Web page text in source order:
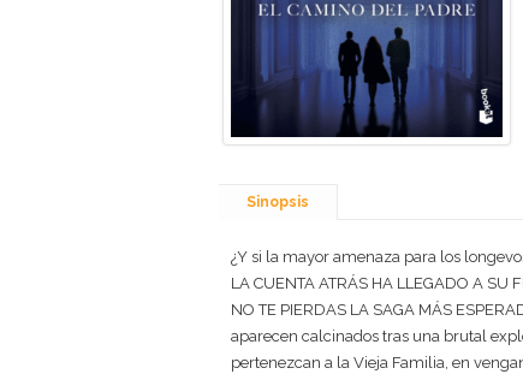
Sinopsis
¿Y si la mayor amenaza para los
LA CUENTA ATRÁS HA LLEGADO A SU
NO TE PIERDAS LA SAGA MÁS
aparecen calcinados tras una brutal
pertenezcan a la Vieja Familia, en